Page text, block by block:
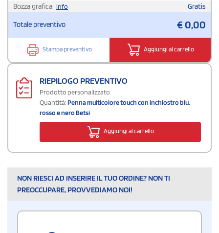
Bozza grafica info Gratis
Totale preventivo €0,00
Stampa preventivo Aggiungi al carrello
RIEPILOGO PREVENTIVO
Prodotto personalizzato
Quantità:Penna multicolore touch con inchiostro blu,
rosso e nero Betsi
Aggiungi al carrello
NON RIESCI AD INSERIRE IL TUO ORDINE? NON TI
PREOCCUPARE, PROVVEDIAMO NOI!